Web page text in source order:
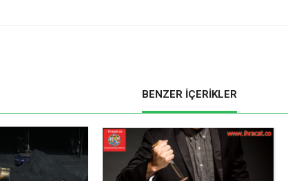
BENZER İÇERİKLER